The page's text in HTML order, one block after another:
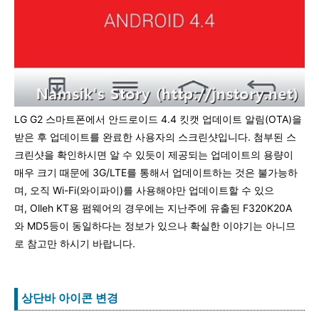
LG G2 스마트폰에서 안드로이드 4.4 킷캣 업데이트 알림(OTA)을
받은 후 업데이트를 완료한 사용자의 스크린샷입니다. 첨부된 스
크린샷을 확인하시면 알 수 있듯이 제공되는 업데이트의 용량이
매우 크기 때문에 3G/LTE를 통해서 업데이트하는 것은 불가능하
며, 오직 Wi-Fi(와이파이)를 사용해야만 업데이트할 수 있으
며, Olleh KT용 펌웨어의 경우에는 지난주에 유출된 F320K20A
와 MD5등이 동일하다는 정보가 있으나 확실한 이야기는 아니므
로 참고만 하시기 바랍니다.
상단바 아이콘 변경